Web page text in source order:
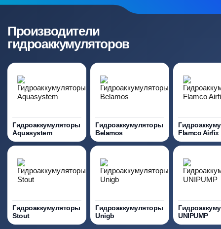
Производители
гидроаккумуляторов
Гидроаккумуляторы
Aquasystem
Гидроаккумуляторы
Belamos
Flamco Airfix
Гидроаккумуляторы
Stout
Гидроаккумуляторы
Unigb
UNIPUMP